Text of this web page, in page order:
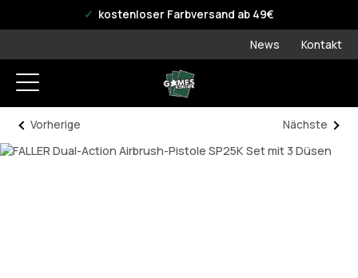
offizieller WPN Storekostenloser Farbversand ab 49€
News Kontakt
Vorherige Nächste